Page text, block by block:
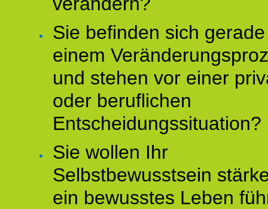
Sie befinden sich
einem
und stehen vor einer
oder beruflichen
Entscheidungssituation?
Sie wollen Ihr
Selbstbewusstsein
ein bewusstes Leben